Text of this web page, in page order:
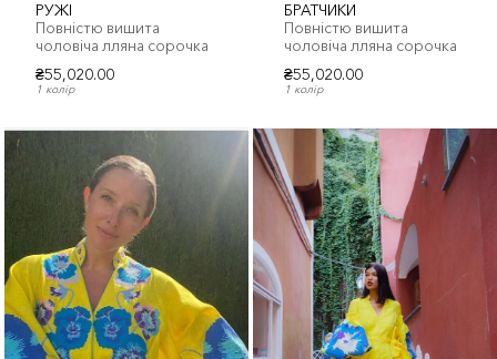
РУЖІ
Повністю вишита
чоловіча лляна сорочка
₴55,020.00
1 колір
БРАТЧИКИ
Повністю вишита
чоловіча лляна сорочка
₴55,020.00
1 колір